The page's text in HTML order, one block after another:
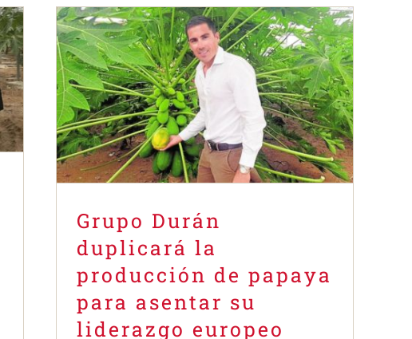
Grupo Durán duplicará la
producción de papaya para
asentar su liderazgo europeo
Durán
Grupo Durán
duplicará la
producción de papaya
para asentar su
liderazgo europeo